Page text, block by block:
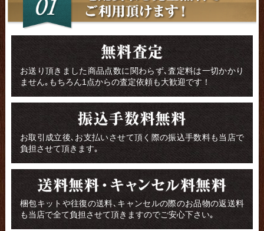
お送り頂きました商品点数に関わらず､査定料は一切かかり
ません｡もちろん1点からの査定依頼も大歓迎です！
お取引成立後､お支払いさせて頂く際の振込手数料も当店で
負担させて頂きます｡
梱包キットや往復の送料､キャンセルの際のお品物の返送料
も当店で全て負担させて頂きますのでご安心下さい｡